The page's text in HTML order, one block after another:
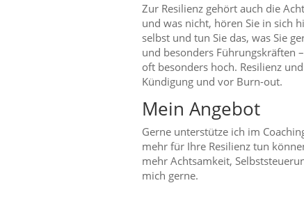
Zur Resilienz gehört auch die
und was nicht, hören Sie in sich
selbst und tun Sie das, was Sie
und besonders Führungskräften
oft besonders hoch. Resilienz
Kündigung und vor Burn-out.
Mein Angebot
Gerne unterstütze ich im
mehr für Ihre Resilienz tun
mehr Achtsamkeit,
mich gerne.